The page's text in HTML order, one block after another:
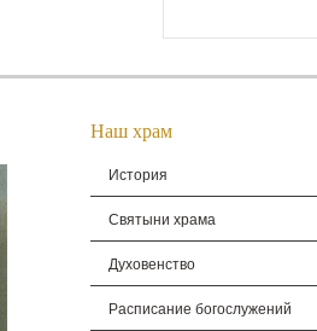
Наш храм
История
Святыни храма
Духовенство
Расписание богослужений